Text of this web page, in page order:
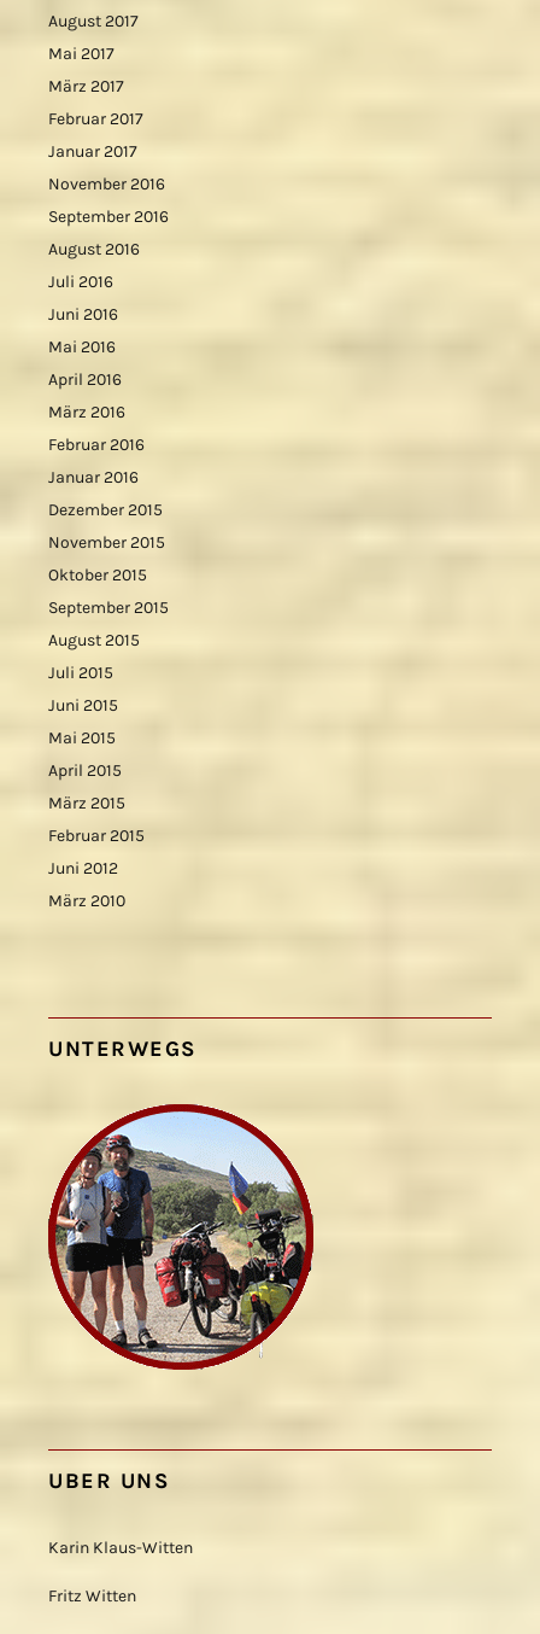
August 2017
Mai 2017
März 2017
Februar 2017
Januar 2017
November 2016
September 2016
August 2016
Juli 2016
Juni 2016
Mai 2016
April 2016
März 2016
Februar 2016
Januar 2016
Dezember 2015
November 2015
Oktober 2015
September 2015
August 2015
Juli 2015
Juni 2015
Mai 2015
April 2015
März 2015
Februar 2015
Juni 2012
März 2010
UNTERWEGS
UBER UNS
Karin Klaus-Witten
Fritz Witten